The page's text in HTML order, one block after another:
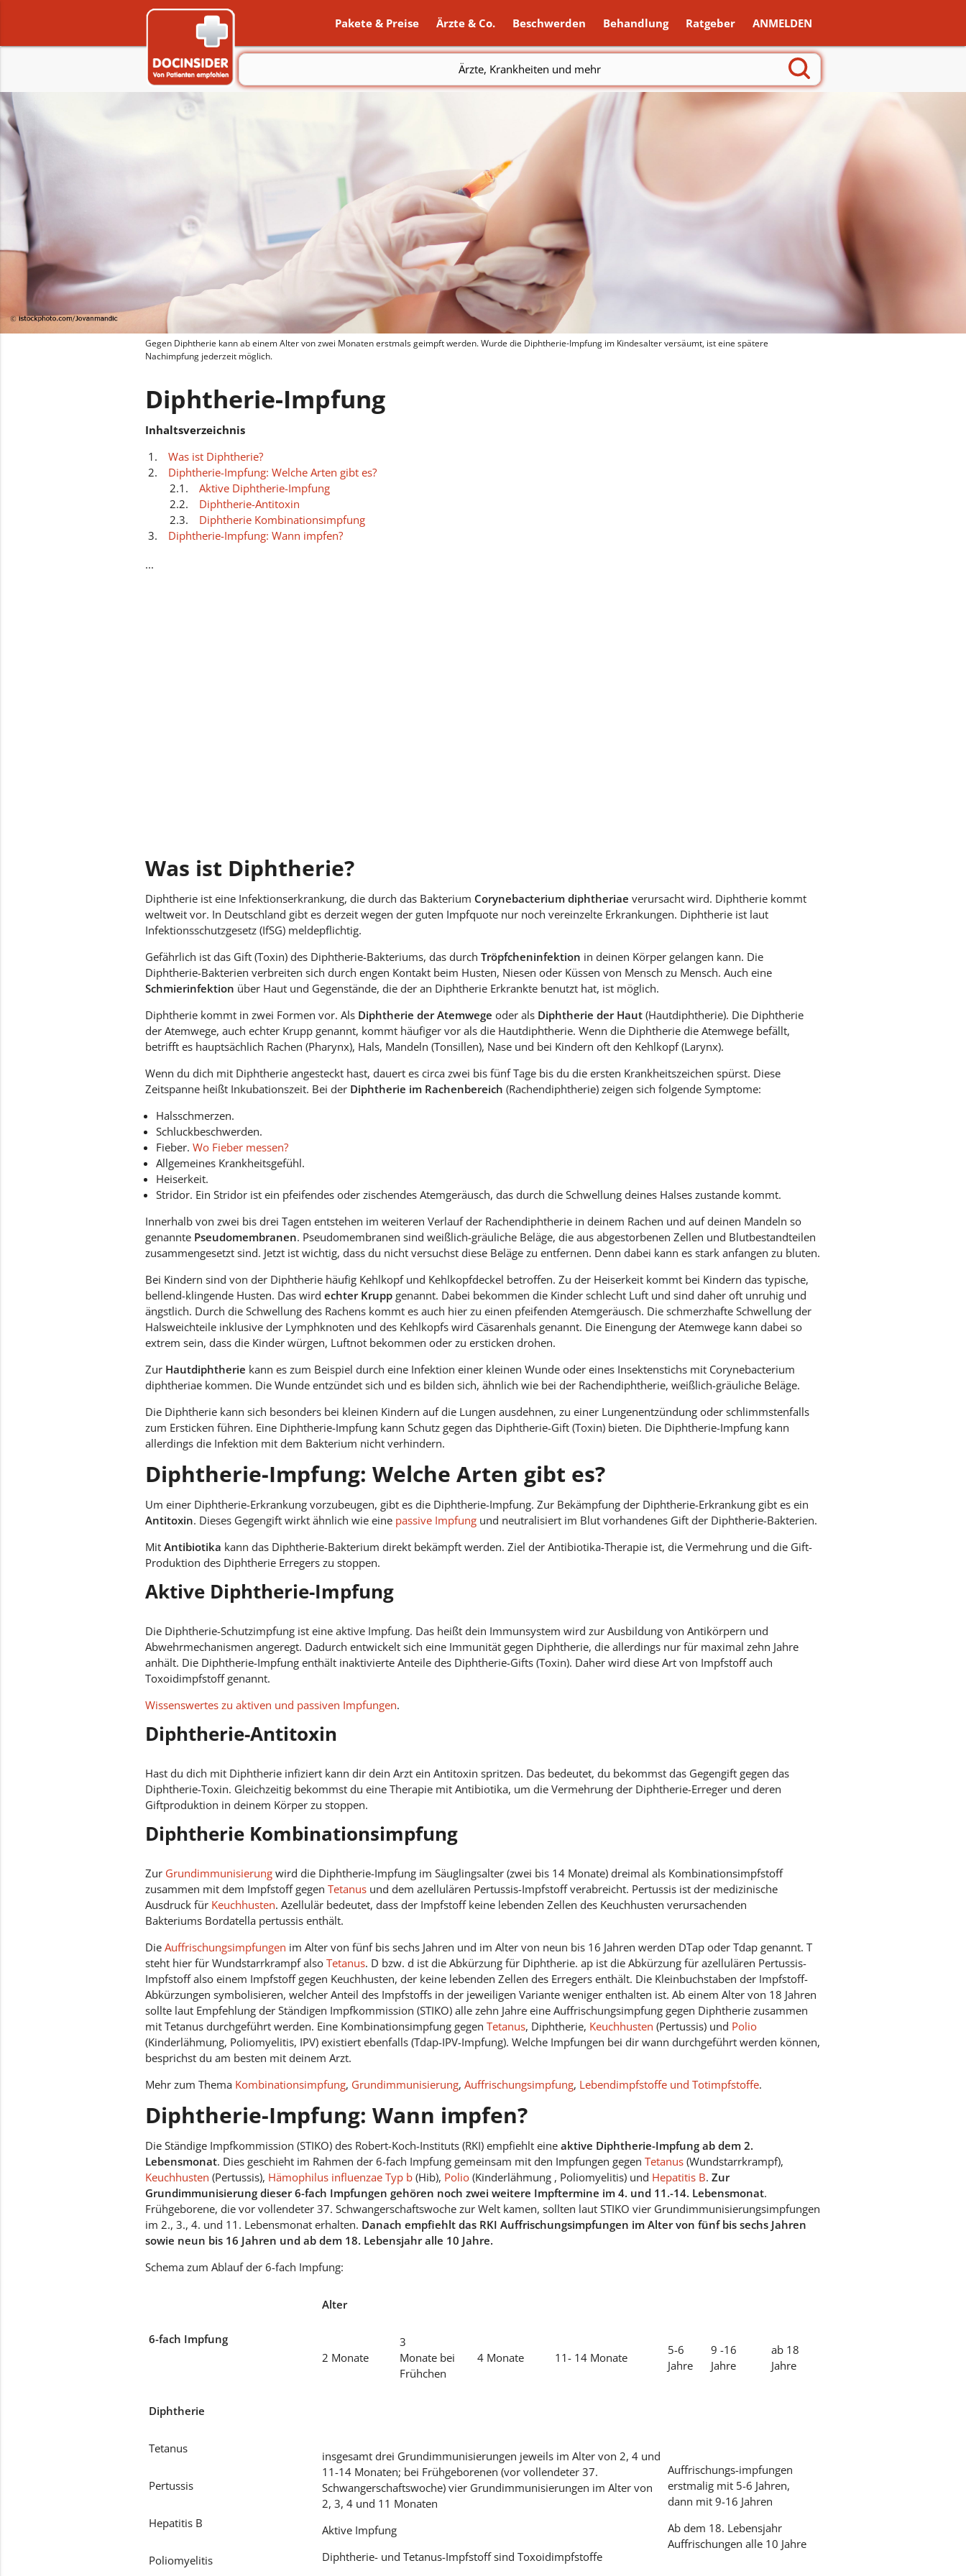
Pakete & Preise Ärzte & Co. Beschwerden Behandlung Ratgeber ANMELDEN
Ärzte, Krankheiten und mehr
Gegen Diphtherie kann ab einem Alter von zwei Monaten erstmals geimpft werden. Wurde die Diphtherie-Impfung im Kindesalter versäumt, ist eine spätere
Nachimpfung jederzeit möglich.
Diphtherie-Impfung
Inhaltsverzeichnis
Was ist Diphtherie?
Diphtherie-Impfung: Welche Arten gibt es?
Aktive Diphtherie-Impfung
Diphtherie-Antitoxin
Diphtherie Kombinationsimpfung
Diphtherie-Impfung: Wann impfen?
...
Was ist Diphtherie?
Diphtherie ist eine Infektionserkrankung, die durch das Bakterium Corynebacterium diphtheriae verursacht wird. Diphtherie kommt
weltweit vor. In Deutschland gibt es derzeit wegen der guten Impfquote nur noch vereinzelte Erkrankungen. Diphtherie ist laut
Infektionsschutzgesetz (IfSG) meldepflichtig.
Gefährlich ist das Gift (Toxin) des Diphtherie-Bakteriums, das durch Tröpfcheninfektion in deinen Körper gelangen kann. Die
Diphtherie-Bakterien verbreiten sich durch engen Kontakt beim Husten, Niesen oder Küssen von Mensch zu Mensch. Auch eine
Schmierinfektion über Haut und Gegenstände, die der an Diphtherie Erkrankte benutzt hat, ist möglich.
Diphtherie kommt in zwei Formen vor. Als Diphtherie der Atemwege oder als Diphtherie der Haut(Hautdiphtherie). Die Diphtherie
der Atemwege, auch echter Krupp genannt, kommt häufiger vor als die Hautdiphtherie. Wenn die Diphtherie die Atemwege befällt,
betrifft es hauptsächlich Rachen (Pharynx), Hals, Mandeln (Tonsillen), Nase und bei Kindern oft den Kehlkopf (Larynx).
Wenn du dich mit Diphtherie angesteckt hast, dauert es circa zwei bis fünf Tage bis du die ersten Krankheitszeichen spürst. Diese
Zeitspanne heißt Inkubationszeit. Bei der Diphtherie im Rachenbereich (Rachendiphtherie) zeigen sich folgende Symptome:
Halsschmerzen.
Schluckbeschwerden.
Fieber. Wo Fieber messen?
Allgemeines Krankheitsgefühl.
Heiserkeit.
Stridor. Ein Stridor ist ein pfeifendes oder zischendes Atemgeräusch, das durch die Schwellung deines Halses zustande kommt.
Innerhalb von zwei bis drei Tagen entstehen im weiteren Verlauf der Rachendiphtherie in deinem Rachen und auf deinen Mandeln so
genannte Pseudomembranen. Pseudomembranen sind weißlich-gräuliche Beläge, die aus abgestorbenen Zellen und Blutbestandteilen
zusammengesetzt sind. Jetzt ist wichtig, dass du nicht versuchst diese Beläge zu entfernen. Denn dabei kann es stark anfangen zu bluten.
Bei Kindern sind von der Diphtherie häufig Kehlkopf und Kehlkopfdeckel betroffen. Zu der Heiserkeit kommt bei Kindern das typische,
bellend-klingende Husten. Das wird echter Kruppgenannt. Dabei bekommen die Kinder schlecht Luft und sind daher oft unruhig und
ängstlich. Durch die Schwellung des Rachens kommt es auch hier zu einen pfeifenden Atemgeräusch. Die schmerzhafte Schwellung der
Halsweichteile inklusive der Lymphknoten und des Kehlkopfs wird Cäsarenhals genannt. Die Einengung der Atemwege kann dabei so
extrem sein, dass die Kinder würgen, Luftnot bekommen oder zu ersticken drohen.
Zur Hautdiphtherie kann es zum Beispiel durch eine Infektion einer kleinen Wunde oder eines Insektenstichs mit Corynebacterium
diphtheriae kommen. Die Wunde entzündet sich und es bilden sich, ähnlich wie bei der Rachendiphtherie, weißlich-gräuliche Beläge.
Die Diphtherie kann sich besonders bei kleinen Kindern auf die Lungen ausdehnen, zu einer Lungenentzündung oder schlimmstenfalls
zum Ersticken führen. Eine Diphtherie-Impfung kann Schutz gegen das Diphtherie-Gift (Toxin) bieten. Die Diphtherie-Impfung kann
allerdings die Infektion mit dem Bakterium nicht verhindern.
Diphtherie-Impfung: Welche Arten gibt es?
Um einer Diphtherie-Erkrankung vorzubeugen, gibt es die Diphtherie-Impfung. Zur Bekämpfung der Diphtherie-Erkrankung gibt es ein
Antitoxin. Dieses Gegengift wirkt ähnlich wie eine passive Impfungund neutralisiert im Blut vorhandenes Gift der Diphtherie-Bakterien.
Mit Antibiotika kann das Diphtherie-Bakterium direkt bekämpft werden. Ziel der Antibiotika-Therapie ist, die Vermehrung und die Gift-
Produktion des Diphtherie Erregers zu stoppen.
Aktive Diphtherie-Impfung
Die Diphtherie-Schutzimpfung ist eine aktive Impfung. Das heißt dein Immunsystem wird zur Ausbildung von Antikörpern und
Abwehrmechanismen angeregt. Dadurch entwickelt sich eine Immunität gegen Diphtherie, die allerdings nur für maximal zehn Jahre
anhält. Die Diphtherie-Impfung enthält inaktivierte Anteile des Diphtherie-Gifts (Toxin). Daher wird diese Art von Impfstoff auch
Toxoidimpfstoff genannt.
Wissenswertes zu aktiven und passiven Impfungen.
Diphtherie-Antitoxin
Hast du dich mit Diphtherie infiziert kann dir dein Arzt ein Antitoxin spritzen. Das bedeutet, du bekommst das Gegengift gegen das
Diphtherie-Toxin. Gleichzeitig bekommst du eine Therapie mit Antibiotika, um die Vermehrung der Diphtherie-Erreger und deren
Giftproduktion in deinem Körper zu stoppen.
Diphtherie Kombinationsimpfung
Zur Grundimmunisierungwird die Diphtherie-Impfung im Säuglingsalter (zwei bis 14 Monate) dreimal als Kombinationsimpfstoff
zusammen mit dem Impfstoff gegen Tetanusund dem azellulären Pertussis-Impfstoff verabreicht. Pertussis ist der medizinische
Ausdruck für Keuchhusten. Azellulär bedeutet, dass der Impfstoff keine lebenden Zellen des Keuchhusten verursachenden
Bakteriums Bordatella pertussis enthält.
Die Auffrischungsimpfungen im Alter von fünf bis sechs Jahren und im Alter von neun bis 16 Jahren werden DTap oder Tdap genannt. T
steht hier für Wundstarrkrampf also Tetanus. D bzw. d ist die Abkürzung für Diphtherie. ap ist die Abkürzung für azellulären Pertussis-
Impfstoff also einem Impfstoff gegen Keuchhusten, der keine lebenden Zellen des Erregers enthält. Die Kleinbuchstaben der Impfstoff-
Abkürzungen symbolisieren, welcher Anteil des Impfstoffs in der jeweiligen Variante weniger enthalten ist. Ab einem Alter von 18 Jahren
sollte laut Empfehlung der Ständigen Impfkommission (STIKO) alle zehn Jahre eine Auffrischungsimpfung gegen Diphtherie zusammen
mit Tetanus durchgeführt werden. Eine Kombinationsimpfung gegen Tetanus, Diphtherie, Keuchhusten (Pertussis) und Polio
(Kinderlähmung, Poliomyelitis, IPV) existiert ebenfalls (Tdap-IPV-Impfung). Welche Impfungen bei dir wann durchgeführt werden können,
besprichst du am besten mit deinem Arzt.
Mehr zum Thema Kombinationsimpfung, Grundimmunisierung, Auffrischungsimpfung, Lebendimpfstoffe und Totimpfstoffe.
Diphtherie-Impfung: Wann impfen?
Die Ständige Impfkommission (STIKO) des Robert-Koch-Instituts (RKI) empfiehlt eine aktive Diphtherie-Impfung ab dem 2.
Lebensmonat. Dies geschieht im Rahmen der 6-fach Impfung gemeinsam mit den Impfungen gegen Tetanus(Wundstarrkrampf),
Keuchhusten (Pertussis), Hämophilus influenzae Typ b(Hib), Polio(Kinderlähmung , Poliomyelitis) und Hepatitis B. Zur
Grundimmunisierung dieser 6-fach Impfungen gehören noch zwei weitere Impftermine im 4. und 11.-14. Lebensmonat.
Frühgeborene, die vor vollendeter 37. Schwangerschaftswoche zur Welt kamen, sollten laut STIKO vier Grundimmunisierungsimpfungen
im 2., 3., 4. und 11. Lebensmonat erhalten. Danach empfiehlt das RKI Auffrischungsimpfungen im Alter von fünf bis sechs Jahren
sowie neun bis 16 Jahren und ab dem 18. Lebensjahr alle 10 Jahre.
Schema zum Ablauf der 6-fach Impfung:
6-fach Impfung
Alter
2 Monate
3
Monate bei
Frühchen
4 Monate 11- 14 Monate
5-6
Jahre
9 -16
Jahre
ab 18
Jahre
Diphtherie
insgesamt drei Grundimmunisierungen jeweils im Alter von 2, 4 und
11-14 Monaten; bei Frühgeborenen (vor vollendeter 37.
Schwangerschaftswoche) vier Grundimmunisierungen im Alter von
2, 3, 4 und 11 Monaten
Aktive Impfung
Diphtherie- und Tetanus-Impfstoff sind Toxoidimpfstoffe
Auffrischungs-impfungen
erstmalig mit 5-6 Jahren,
dann mit 9-16 Jahren
Ab dem 18. Lebensjahr
Auffrischungen alle 10 Jahre
Tetanus
Pertussis
Hepatitis B
Poliomyelitis